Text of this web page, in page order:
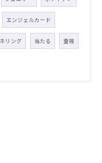
エンジェルカード
リング 当たる 霊視